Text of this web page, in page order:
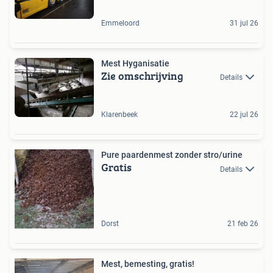
Emmeloord 31 jul 26
Mest Hyganisatie
Zie omschrijving Details
Klarenbeek 22 jul 26
Pure paardenmest zonder stro/urine
Gratis Details
Dorst 21 feb 26
Mest, bemesting, gratis!